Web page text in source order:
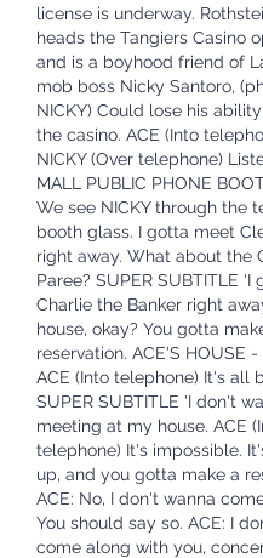
license is underway.
heads the Tangiers Casino
and is a boyhood friend of
mob boss Nicky Santoro,
NICKY) Could lose his
the casino. ACE (Into
NICKY (Over telephone)
MALL PUBLIC PHONE
We see NICKY through the
booth glass. I gotta meet
right away. What about the
Paree? SUPER SUBTITLE 'I
Charlie the Banker right
house, okay? You gotta
reservation. ACE'S HOUSE -
ACE (Into telephone) It's all
SUPER SUBTITLE 'I don't
meeting at my house. ACE
telephone) It's impossible.
up, and you gotta make a
ACE: No, I don't wanna
You should say so. ACE: I
come along with you,